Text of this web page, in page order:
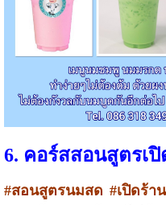
6. คอร์สสอนสูตรเ
#สอนสูตรนมสด #เปิดร้า